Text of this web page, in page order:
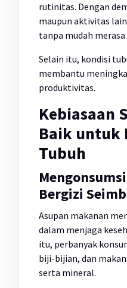
rutinitas. Dengan
maupun aktivitas
tanpa mudah
Selain itu, kondisi
membantu
produktivitas.
Kebiasaan
Baik untuk
Tubuh
Bergizi
Asupan makanan
dalam menjaga
itu, perbanyak
biji-bijian, dan
serta mineral.